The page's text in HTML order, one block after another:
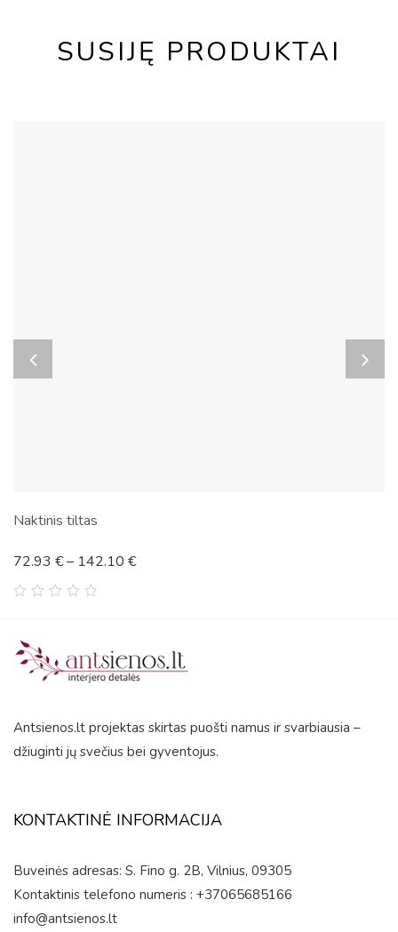
SUSIJĘ PRODUKTAI
Naktinis tiltas
5
72.93 €– 142.10 €
Antsienos.lt projektas skirtas puošti namus ir svarbiausia –
džiuginti jų svečius bei gyventojus.
KONTAKTINĖ INFORMACIJA
Buveinės adresas: S. Fino g. 2B, Vilnius, 09305
Kontaktinis telefono numeris : +37065685166
info@antsienos.lt